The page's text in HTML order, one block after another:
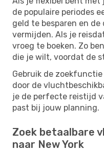
de populaire periodes
geld te besparen en
vermijden. Als je
vroeg te boeken. Zo
die je wilt, voordat de
Gebruik de
door de
je de perfecte reistijd
past bij jouw planning.
Zoek betaalbare
naar New York